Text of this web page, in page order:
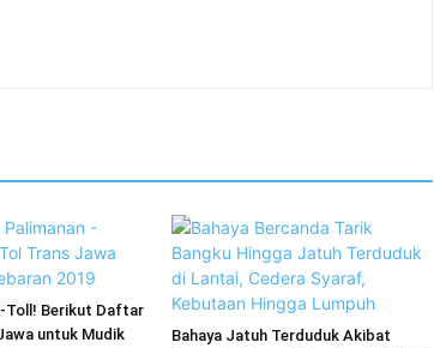
Toll! Berikut Daftar
untuk Mudik
Bahaya Jatuh Terduduk Akibat